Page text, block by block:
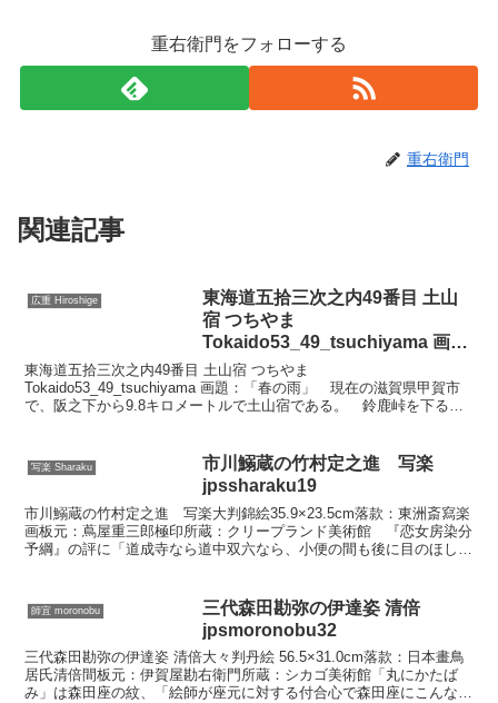
重右衛門をフォローする
重右衛門
関連記事
広重 Hiroshige
東海道五拾三次之内49番目 土山
宿 つちやま
Tokaido53_49_tsuchiyama 画
題：「春の雨」 wpfto5349
東海道五拾三次之内49番目 土山宿 つちやま
Tokaido53_49_tsuchiyama 画題：「春の雨」 現在の滋賀県甲賀市
で、阪之下から9.8キロメートルで土山宿である。 鈴鹿峠を下ると
写楽 Sharaku
市川鰯蔵の竹村定之進 写楽
jpssharaku19
市川鰯蔵の竹村定之進 写楽大判錦絵35.9×23.5cm落款：東洲斎寫楽
画板元：蔦屋重三郎極印所蔵：クリープランド美術館 『恋女房染分
予綱』の評に「道成寺なら道中双六なら、小便の間も後に目のほし
師宜 moronobu
三代森田勘弥の伊達姿 清倍
jpsmoronobu32
三代森田勘弥の伊達姿 清倍大々判丹絵 56.5×31.0cm落款：日本畫鳥
居氏清倍間板元：伊賀屋勘右衛門所蔵：シカゴ美術館「丸にかたば
み」は森田座の紋、「絵師が座元に対する付合心で森田座にこんなす